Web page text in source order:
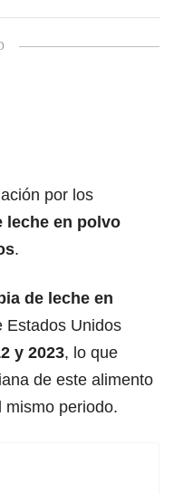
por los
leche en polvo
.
de leche en
Estados Unidos
y 2023, lo que
de este alimento
mismo periodo.